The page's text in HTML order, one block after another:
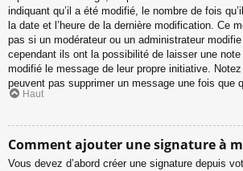
indiquant qu’il a été modifié, le nombre de fois
la date et l’heure de la dernière modification. Ce
pas si un modérateur ou un administrateur modifie
cependant ils ont la possibilité de laisser une note
modifié le message de leur propre initiative.
peuvent pas supprimer un message une fois que
Haut
Comment ajouter une signature à
Vous devez d’abord créer une signature depuis